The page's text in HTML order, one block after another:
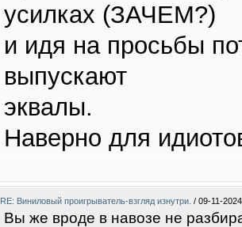
усилках (ЗАЧЕМ?)
и идя на просьбы
выпускают
эквалы.
Наверно для
RE: Виниловый проигрыватель-взгляд изнутри. / 09-11-
Вы же вроде в навозе не